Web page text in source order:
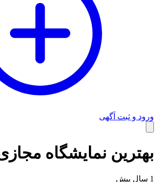
وبلاگ
ورود و ثبت آگهی
بهترین نمایشگاه مجازی